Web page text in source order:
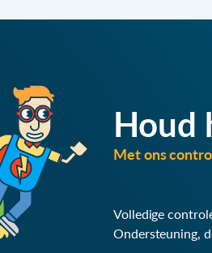
Houd
Met ons
Volledige
Ondersteuning,